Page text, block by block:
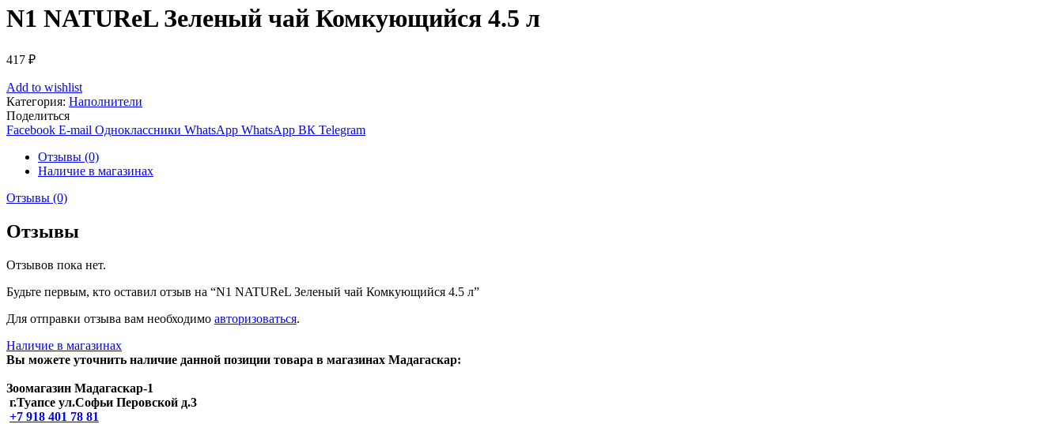
N1 NATUReL Зеленый чай Комкующийся 4.5 л
417 ₽
Add to wishlist
Категория: Наполнители
Поделиться
Facebook E-mail Одноклассники WhatsApp WhatsApp ВК Telegram
Отзывы (0)
Наличие в магазинах
Отзывы (0)
Отзывы
Отзывов пока нет.
Будьте первым, кто оставил отзыв на “N1 NATUReL Зеленый чай Комкующийся 4.5 л”
Для отправки отзыва вам необходимо авторизоваться.
Наличие в магазинах
Вы можете уточнить наличие данной позиции товара в магазинах Мадагаскар:
Зоомагазин Мадагаскар-1
г.Туапсе ул.Софьи Перовской д.3
+7 918 401 78 81